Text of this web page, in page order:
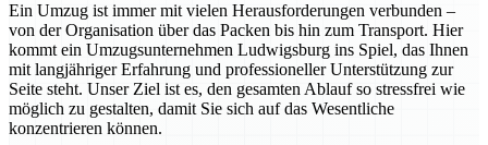
Ein Umzug ist immer mit vielen Herausforderungen verbunden –
von der Organisation über das Packen bis hin zum Transport. Hier
kommt ein Umzugsunternehmen Ludwigsburg ins Spiel, das Ihnen
mit langjähriger Erfahrung und professioneller Unterstützung zur
Seite steht. Unser Ziel ist es, den gesamten Ablauf so stressfrei wie
möglich zu gestalten, damit Sie sich auf das Wesentliche
konzentrieren können.